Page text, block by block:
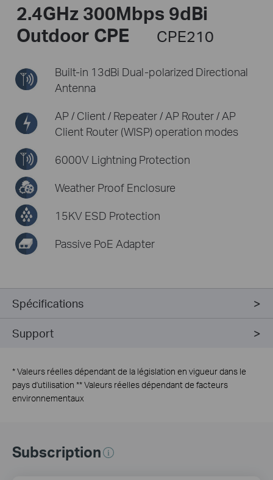
2.4GHz 300Mbps 9dBi
Outdoor CPE
CPE210
Built-in 13dBi Dual-polarizedDirectional
Antenna
AP / Client / Repeater / AP Router /AP
Client Router (WISP) operation modes
6000V Lightning Protection
Weather Proof Enclosure
15KV ESD Protection
Passive PoE Adapter
Spécifications
Support
*Valeurs réelles dépendant de la législation en vigueur dans le
pays d'utilisation ** Valeurs réelles dépendant de facteurs
environnementaux
Subscription